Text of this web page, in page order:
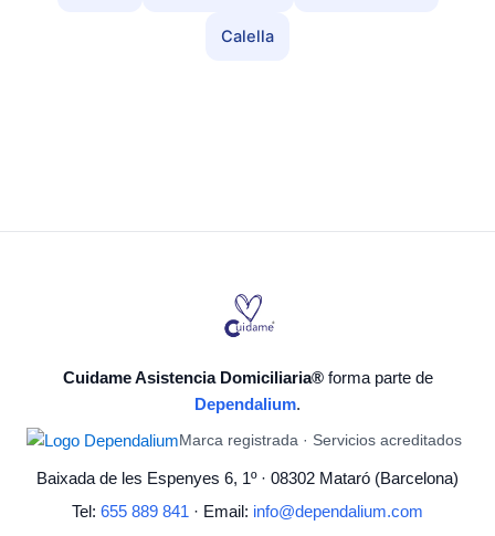
Calella
Cuidame Asistencia Domiciliaria®forma parte de
Dependalium.
Marca registrada · Servicios acreditados
Baixada de les Espenyes 6, 1º · 08302 Mataró (Barcelona)
Tel: 655 889 841 · Email: info@dependalium.com